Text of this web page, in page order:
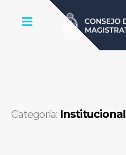
Categoría: Institucional